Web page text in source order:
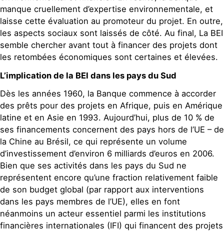
manque cruellement d’expertise environnementale, et
laisse cette évaluation au promoteur du projet. En outre,
les aspects sociaux sont laissés de côté. Au final, La BEI
semble chercher avant tout à financer des projets dont
les retombées économiques sont certaines et élevées.
L’implication de la BEI dans les pays du Sud
Dès les années 1960, la Banque commence à accorder
des prêts pour des projets en Afrique, puis en Amérique
latine et en Asie en 1993. Aujourd’hui, plus de 10 % de
ses financements concernent des pays hors de l’UE – de
la Chine au Brésil, ce qui représente un volume
d’investissement d’environ 6 milliards d’euros en 2006.
Bien que ses activités dans les pays du Sud ne
représentent encore qu’une fraction relativement faible
de son budget global (par rapport aux interventions
dans les pays membres de l’UE), elles en font
néanmoins un acteur essentiel parmi les institutions
financières internationales (IFI) qui financent des projets